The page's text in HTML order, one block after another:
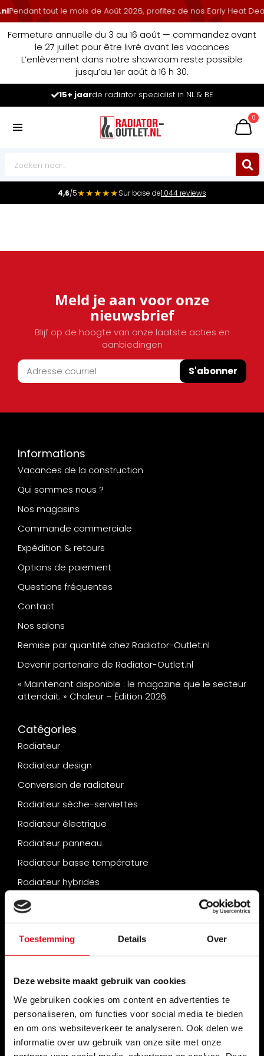
Toestemming Details Over
Deze website maakt gebruik van cookies
We gebruiken cookies om content en advertenties te
personaliseren, om functies voor social media te bieden
en om ons websiteverkeer te analyseren. Ook delen we
informatie over uw gebruik van onze site met onze
Pendant tout le mois de Août 2026, profitez de nos Early Heat
Fermeture annuelle du 3 au 16 août — commandez avant
le 27 juillet pour être livré avant les vacances
L’enlèvement dans notre showroom reste possible
jusqu’au 1er août à 16 h 30.
15+ jaarde radiator specialist in NL & BE
0
4,6/5★★★★★Sur base de1.044 reviews
Meld je aan voor onze
nieuwsbrief
Blijf op de hoogte van onze laatste acties en
aanbiedingen
S'abonner
Informations
Vacances de la construction
Qui sommes nous ?
Nos magasins
Commande commerciale
Expédition & retours
Options de paiement
Questions fréquentes
Contact
Nos salons
Remise par quantité chez Radiator-Outlet.nl
Devenir partenaire de Radiator-Outlet.nl
« Maintenant disponible : le magazine que le secteur
attendait. » Chaleur – Édition 2026
Catégories
Radiateur
Radiateur design
Conversion de radiateur
Radiateur sèche-serviettes
Radiateur électrique
Radiateur panneau
Radiateur basse température
Radiateur hybrides
Radiateur vertical
Radiateurs convecteurs
Chauffage infrarouge
Aide au choix du radiateur
Calculer la capacité requise
Placer un radiateur ?
Radiator vervangen